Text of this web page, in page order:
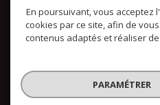
© 2026 | Tous droits réservés |
En poursuivant, vous acceptez
cookies par ce site, afin de
contenus adaptés et réaliser
PARAMÉTRER